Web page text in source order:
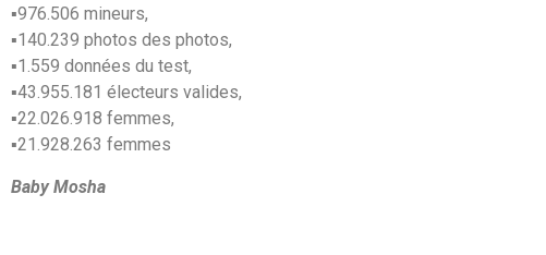
▪️976.506 mineurs,
▪️140.239 photos des photos,
▪️1.559 données du test,
▪️43.955.181 électeurs valides,
▪️22.026.918 femmes,
▪️21.928.263 femmes
Baby Mosha